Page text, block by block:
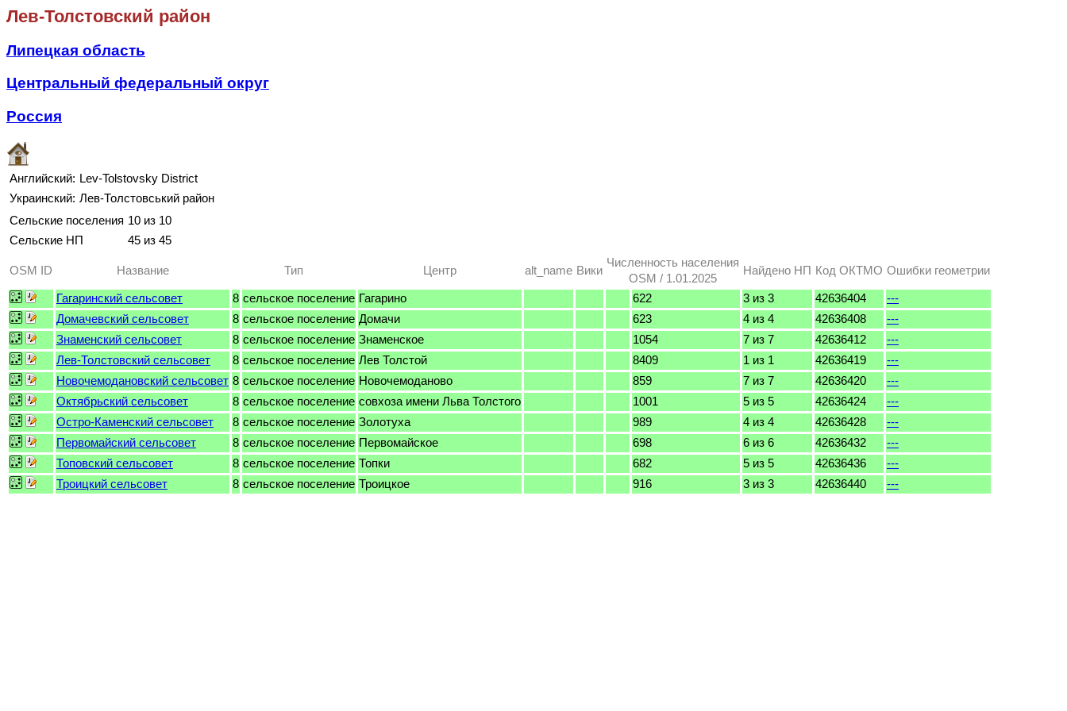
Лев-Толстовский район
Липецкая область
Центральный федеральный округ
Россия
Английский: Lev-Tolstovsky District
Украинский: Лев-Толстовський район
Сельские поселения 10 из 10
Сельские НП
45 из 45
OSM ID Название Тип Центр alt_name Вики
Численность населения
OSM / 1.01.2025
Найдено НП Код ОКТМО Ошибки геометрии
Гагаринский сельсовет 8 сельское поселение Гагарино 622 3 из 3 42636404
---
Домачевский сельсовет
8 сельское поселение Домачи 623 4 из 4 42636408
---
Знаменский сельсовет
8 сельское поселение Знаменское 1054 7 из 7 42636412
---
Лев-Толстовский сельсовет
8 сельское поселение Лев Толстой 8409 1 из 1 42636419
---
Новочемодановский сельсовет 8 сельское поселение Новочемоданово 859 7 из 7 42636420
---
Октябрьский сельсовет
8 сельское поселение совхоза имени Льва Толстого 1001 5 из 5 42636424
---
Остро-Каменский сельсовет
8 сельское поселение Золотуха 989 4 из 4 42636428
---
Первомайский сельсовет
8 сельское поселение Первомайское 698 6 из 6 42636432
---
Топовский сельсовет
8 сельское поселение Топки 682 5 из 5 42636436
---
Троицкий сельсовет
8 сельское поселение Троицкое 916 3 из 3 42636440 ---